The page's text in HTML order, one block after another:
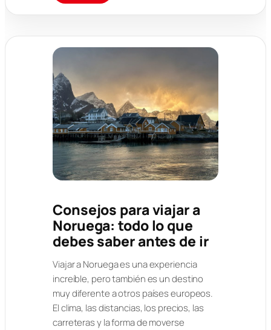
Consejos para viajar a
Noruega: todo lo que
debes saber antes de ir
Viajar a Noruega es una experiencia
increíble, pero también es un destino
muy diferente a otros países europeos.
El clima, las distancias, los precios, las
carreteras y la forma de moverse